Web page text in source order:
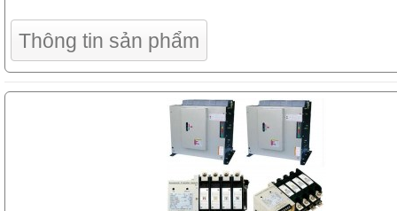
Thông tin sản phẩm